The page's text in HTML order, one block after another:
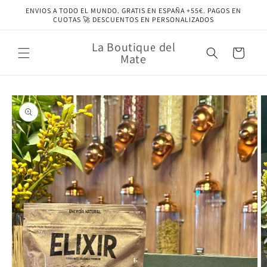
directamente
al contenido
ENVIOS A TODO EL MUNDO. GRATIS EN ESPAÑA +55€. PAGOS EN
CUOTAS 🚀 DESCUENTOS EN PERSONALIZADOS
La Boutique del
Mate Carrito
directamente
a la
información
del producto